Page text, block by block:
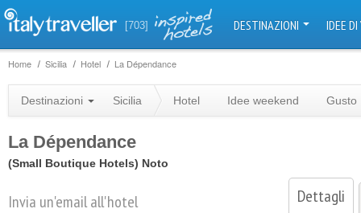
[703] DESTINAZIONI IDEE
Home Sicilia Hotel La Dépendance
Destinazioni Sicilia Hotel Idee weekend Gusto
La Dépendance
(Small Boutique Hotels) Noto
Dettagli
Invia un'email all'hotel